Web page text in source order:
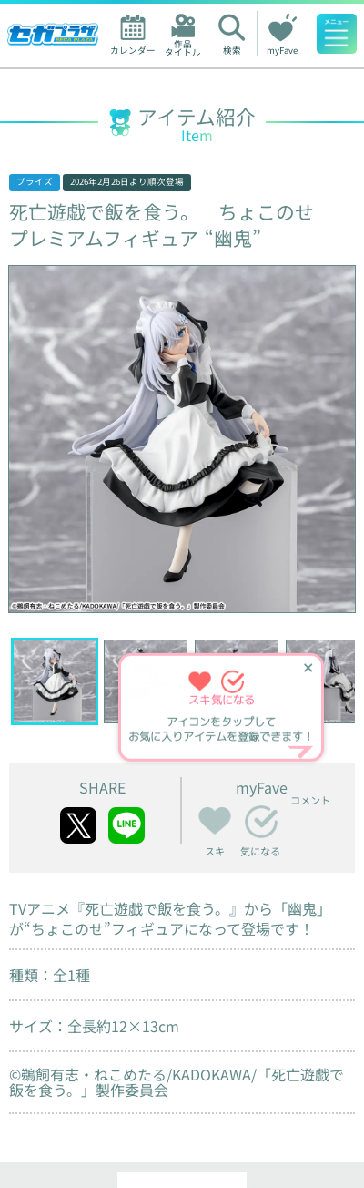
カレンダー 作品
タイトル 検索 myFave
人気ワード
アイテム紹介
Item
プライズ 2026年2月26日 より順次登場
死亡遊戯で飯を食う。
ちょこのせ
プレミアムフィギュア “幽鬼”
✕
スキ気になる
アイコンをタップして
お気に入りアイテムを登録できます！
SHARE myFave
スキ 気になる
コメント
TVアニメ『死亡遊戯で飯を食う。』から「幽鬼」
が“ちょこのせ”フィギュアになって登場です！
種類：全1種
サイズ：全長約12×13cm
©鵜飼有志・ねこめたる/KADOKAWA/「死亡遊戯で
飯を食う。」製作委員会